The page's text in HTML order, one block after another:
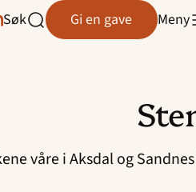
Åpne
Søk Gi en gave Meny
våre i Aksdal og